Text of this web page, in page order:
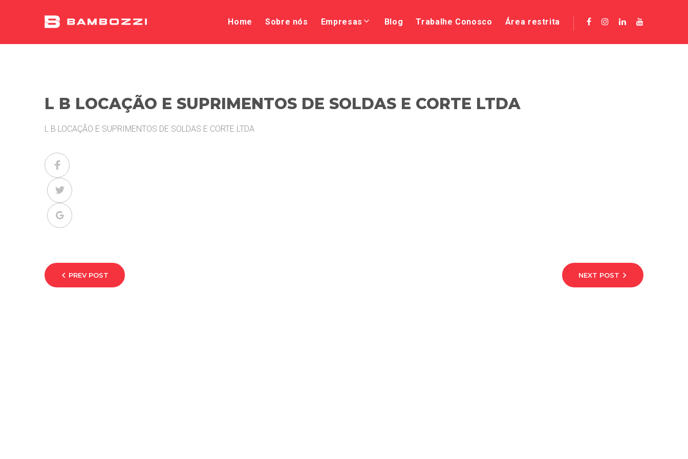
Home Sobre nós Empresas Blog Trabalhe Conosco Área restrita
L B LOCAÇÃO E SUPRIMENTOS DE SOLDAS E CORTE LTDA
L B LOCAÇÃO E SUPRIMENTOS DE SOLDAS E CORTE LTDA
PREV POST NEXT POST